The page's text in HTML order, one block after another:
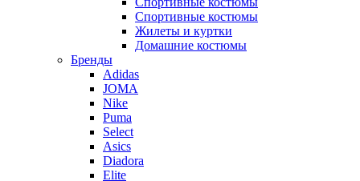
Спортивные костюмы
Жилеты и куртки
Домашние костюмы
Бренды
Adidas
JOMA
Nike
Puma
Select
Asics
Diadora
Elite